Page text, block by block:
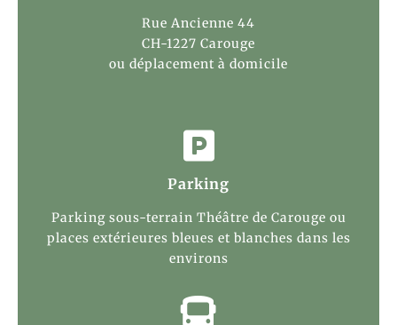
Rue Ancienne 44
CH-1227 Carouge
ou déplacement à domicile

Parking
Parking sous-terrain Théâtre de Carouge ou
places extérieures bleues et blanches dans les
environs
